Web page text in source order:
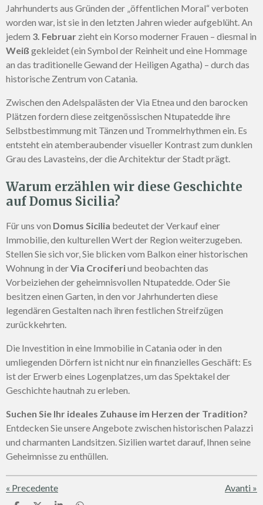
Jahrhunderts aus Gründen der „öffentlichen Moral“ verboten
worden war, ist sie in den letzten Jahren wieder aufgeblüht. An
jedem 3. Februar zieht ein Korso moderner Frauen – diesmal in
Weiß gekleidet (ein Symbol der Reinheit und eine Hommage
an das traditionelle Gewand der Heiligen Agatha) – durch das
historische Zentrum von Catania.
Zwischen den Adelspalästen der Via Etnea und den barocken
Plätzen fordern diese zeitgenössischen Ntupatedde ihre
Selbstbestimmung mit Tänzen und Trommelrhythmen ein. Es
entsteht ein atemberaubender visueller Kontrast zum dunklen
Grau des Lavasteins, der die Architektur der Stadt prägt.
Warum erzählen wir diese Geschichte
auf Domus Sicilia?
Für uns von Domus Sicilia bedeutet der Verkauf einer
Immobilie, den kulturellen Wert der Region weiterzugeben.
Stellen Sie sich vor, Sie blicken vom Balkon einer historischen
Wohnung in derVia Crociferiund beobachten das
Vorbeiziehen der geheimnisvollen Ntupatedde. Oder Sie
besitzen einen Garten, in den vor Jahrhunderten diese
legendären Gestalten nach ihren festlichen Streifzügen
zurückkehrten.
Die Investition in eine Immobilie in Catania oder in den
umliegenden Dörfern ist nicht nur ein finanzielles Geschäft: Es
ist der Erwerb eines Logenplatzes, um das Spektakel der
Geschichte hautnah zu erleben.
Suchen Sie Ihr ideales Zuhause im Herzen der Tradition?
Entdecken Sie unsere Angebote zwischen historischen Palazzi
und charmanten Landsitzen. Sizilien wartet darauf, Ihnen seine
Geheimnisse zu enthüllen.
« Precedente Avanti »